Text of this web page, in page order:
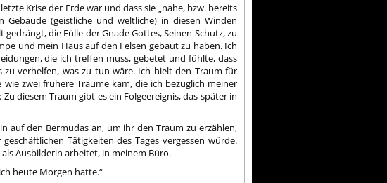
Krise der Erde war und dass sie „nahe, bzw. bereits
(geistliche und weltliche) in diesen Winden
die Fülle der Gnade Gottes, Seinen Schutz, zu
und mein Haus auf den Felsen gebaut zu haben. Ich
die ich treffen muss, gebetet und fühlte, dass
verhelfen, was zu tun wäre. Ich hielt den Traum für
zwei frühere Träume kam, die ich bezüglich meiner
diesem Traum gibt es ein Folgeereignis, das später in
auf den Bermudas an, um ihr den Traum zu erzählen,
Tätigkeiten des Tages vergessen würde.
Ausbilderin arbeitet, in meinem Büro.
heute Morgen hatte.“